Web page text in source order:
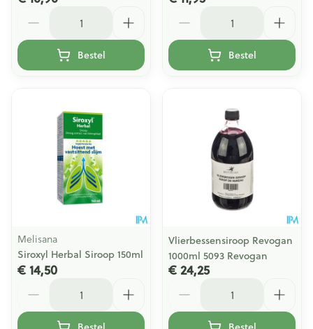
Bestel Bestel
Melisana
Siroxyl Herbal Siroop 150ml
€ 14,50
Vlierbessensiroop Revogan
1000ml 5093 Revogan
€ 24,25